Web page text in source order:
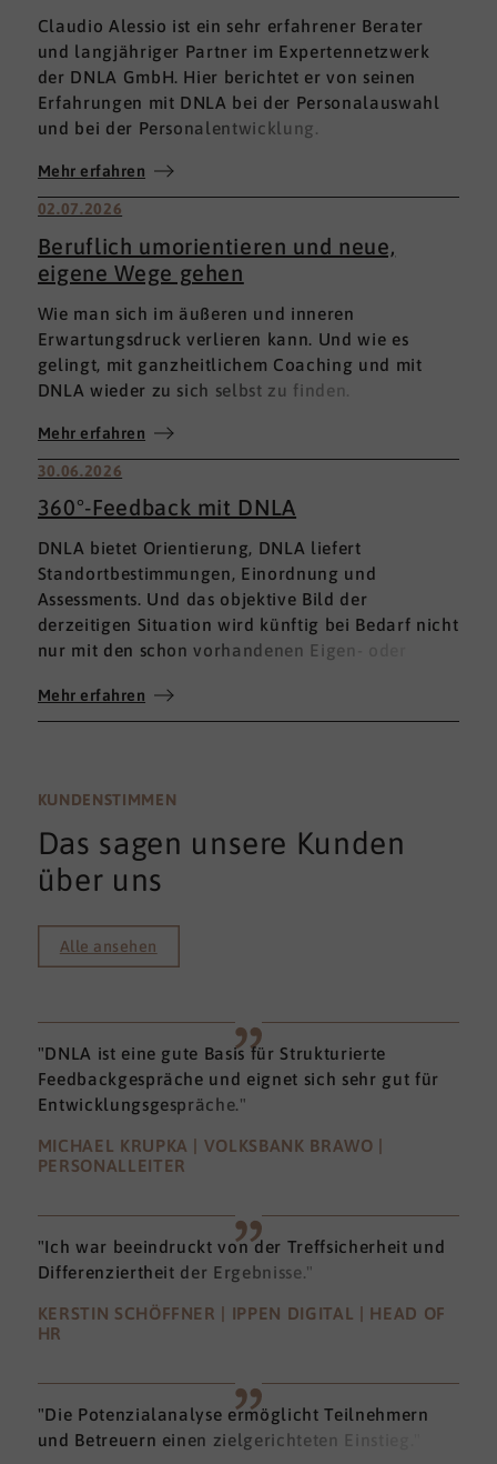
Claudio Alessio ist ein sehr erfahrener Berater
und langjähriger Partner im Expertennetzwerk
der DNLA GmbH. Hier berichtet er von seinen
Erfahrungen mit DNLA bei der Personalauswahl
und bei der Personalentwicklung.
Mehr erfahren
02.07.2026
Beruflich umorientieren und neue,
eigene Wege gehen
Wie man sich im äußeren und inneren
Erwartungsdruck verlieren kann. Und wie es
gelingt, mit ganzheitlichem Coaching und mit
DNLA wieder zu sich selbst zu finden.
Mehr erfahren
30.06.2026
360°-Feedback mit DNLA
DNLA bietet Orientierung, DNLA liefert
Standortbestimmungen, Einordnung und
Assessments. Und das objektive Bild der
derzeitigen Situation wird künftig bei Bedarf nicht
nur mit den schon vorhandenen Eigen- oder
umfassenden 360°-Feedback.
Mehr erfahren
KUNDENSTIMMEN
Das sagen unsere Kunden
über uns
Alle ansehen
"DNLA ist eine gute Basis für Strukturierte
Feedbackgespräche und eignet sich sehr gut für
Entwicklungsgespräche."
MICHAEL KRUPKA | VOLKSBANK BRAWO |
PERSONALLEITER
"Ich war beeindruckt von der Treffsicherheit und
Differenziertheit der Ergebnisse."
KERSTIN SCHÖFFNER | IPPEN DIGITAL | HEAD OF
HR
"Die Potenzialanalyse ermöglicht Teilnehmern
und Betreuern einen zielgerichteten Einstieg."